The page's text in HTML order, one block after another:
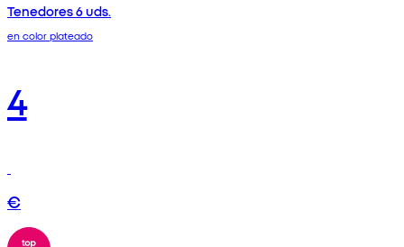
Tenedores 6 uds.
en color plateado
4
€